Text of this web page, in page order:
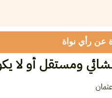
عن رأي نواة
ومستقل أو لا